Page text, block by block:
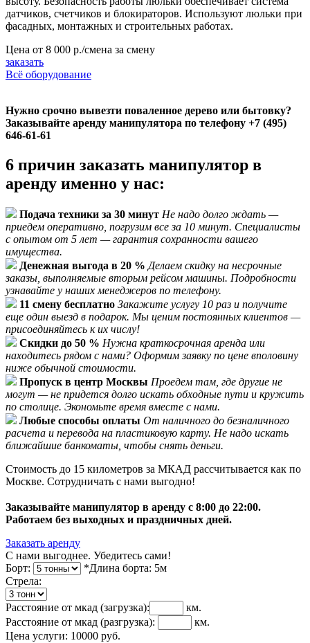
датчиков, счетчиков и блокираторов. Используют люльки при
фасадных, монтажных и строительных работах.
Цена от 8 000 р./смена за смену
заказать
Всё оборудование
Нужно срочно вывезти поваленное дерево или бытовку?
Заказывайте аренду манипулятора по телефону +7 (495)
646-61-61
6 причин заказать манипулятор в
аренду именно у нас:
Подача техники за 30 минут Не надо долго ждать —
приедем оперативно, погрузим все за 10 минут. Специалисты
с опытом от 5 лет — гарантия сохранности вашего
имущества.
Денежная выгода в 20 % Делаем скидку на несрочные
заказы, выполняемые вторым рейсом машины. Подробности
узнавайте у наших менеджеров по телефону.
11 смену бесплатно Закажите услугу 10 раз и получите
еще один выезд в подарок. Мы ценим постоянных клиентов —
присоединяйтесь к их числу!
Скидки до 50 % Нужна краткосрочная аренда или
находитесь рядом с нами? Оформим заявку по цене вполовину
ниже обычной стоимости.
Пропуск в центр Москвы Проедем там, где другие не
могут — не придется долго искать обходные пути и кружить
по столице. Экономьте время вместе с нами.
Любые способы оплаты От наличного до безналичного
расчета и перевода на пластиковую карту. Не надо искать
ближайшие банкоматы, чтобы снять деньги.
Стоимость до 15 километров за МКАД рассчитывается как по
Москве. Сотрудничать с нами выгодно!
Заказывайте манипулятор в аренду с 8:00 до 22:00.
Работаем без выходных и праздничных дней.
Заказать аренду
С нами выгоднее. Убедитесь сами!
Борт:
*Длина борта: 5м
Cтрела:
Расстояние от мкад (загрузка):
км.
Расстояние от мкад (разгрузка):
км.
Цена услуги: 10000 руб.